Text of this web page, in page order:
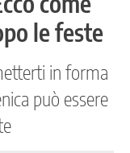
le feste
in forma
può essere